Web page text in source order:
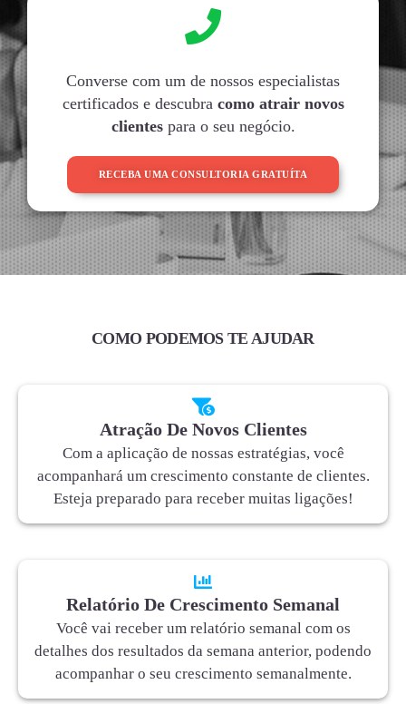
Converse com um de nossos especialistas
certificados e descubra como atrair novos
clientespara o seu negócio.
RECEBA UMA CONSULTORIA GRATUÍTA
COMO PODEMOS TE AJUDAR
Atração De Novos Clientes
Com a aplicação de nossas estratégias, você
acompanhará um crescimento constante de clientes.
Esteja preparado para receber muitas ligações!
Relatório De Crescimento Semanal
Você vai receber um relatório semanal com os
detalhes dos resultados da semana anterior, podendo
acompanhar o seu crescimento semanalmente.